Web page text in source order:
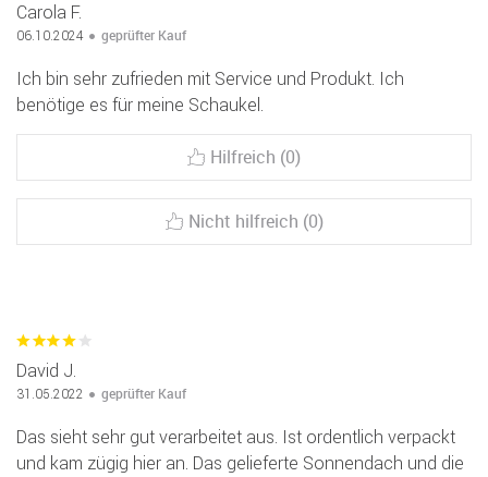
Carola F.
06.10.2024 geprüfter Kauf
Ich bin sehr zufrieden mit Service und Produkt. Ich
benötige es für meine Schaukel.
Hilfreich (0)
Nicht hilfreich (0)
David J.
31.05.2022 geprüfter Kauf
Das sieht sehr gut verarbeitet aus. Ist ordentlich verpackt
und kam zügig hier an. Das gelieferte Sonnendach und die